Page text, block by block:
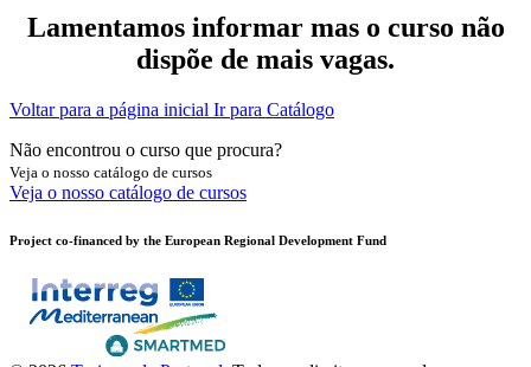
Lamentamos informar mas o curso não
dispõe de mais vagas.
Voltar para a página inicial Ir para Catálogo
Não encontrou o curso que procura?
Veja o nosso catálogo de cursos
Veja o nosso catálogo de cursos
Project co-financed by the European Regional Development Fund